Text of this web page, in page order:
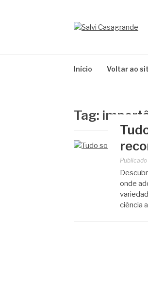
Início Voltar ao
Tag:
onde
ciência